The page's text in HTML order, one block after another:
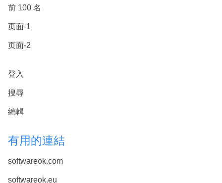
前 100 名
页面-1
页面-2
登入
搜尋
編輯
有用的連結
softwareok.com
softwareok.eu